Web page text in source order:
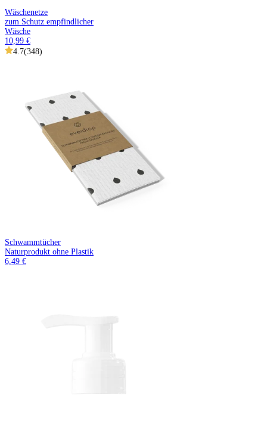
Wäschenetze
zum Schutz empfindlicher
Wäsche
10,99 €
4.7(348)
Schwammtücher
Naturprodukt ohne Plastik
6,49 €